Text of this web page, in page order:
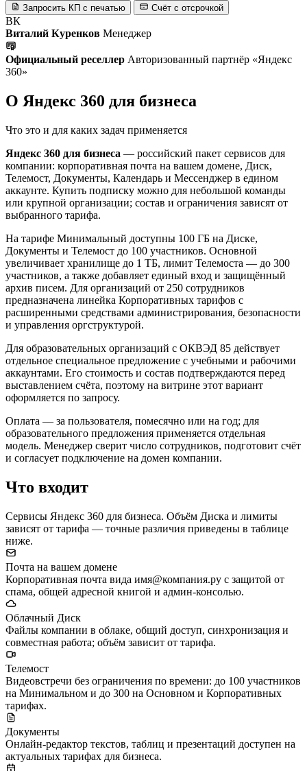
Запросить КП с печатью Счёт с отсрочкой
ВК
Виталий Куренков Менеджер
Официальный реселлер Авторизованный партнёр «Яндекс
360»
О Яндекс 360 для бизнеса
Что это и для каких задач применяется
Яндекс 360 для бизнеса — российский пакет сервисов для
компании: корпоративная почта на вашем домене, Диск,
Телемост, Документы, Календарь и Мессенджер в едином
аккаунте. Купить подписку можно для небольшой команды
или крупной организации; состав и ограничения зависят от
выбранного тарифа.
На тарифе Минимальный доступны 100 ГБ на Диске,
Документы и Телемост до 100 участников. Основной
увеличивает хранилище до 1 ТБ, лимит Телемоста — до 300
участников, а также добавляет единый вход и защищённый
архив писем. Для организаций от 250 сотрудников
предназначена линейка Корпоративных тарифов с
расширенными средствами администрирования, безопасности
и управления оргструктурой.
Для образовательных организаций с ОКВЭД 85 действует
отдельное специальное предложение с учебными и рабочими
аккаунтами. Его стоимость и состав подтверждаются перед
выставлением счёта, поэтому на витрине этот вариант
оформляется по запросу.
Оплата — за пользователя, помесячно или на год; для
образовательного предложения применяется отдельная
модель. Менеджер сверит число сотрудников, подготовит счёт
и согласует подключение на домен компании.
Что входит
Сервисы Яндекс 360 для бизнеса. Объём Диска и лимиты
зависят от тарифа — точные различия приведены в таблице
ниже.
Почта на вашем домене
Корпоративная почта вида имя@компания.ру с защитой от
спама, общей адресной книгой и админ-консолью.
Облачный Диск
Файлы компании в облаке, общий доступ, синхронизация и
совместная работа; объём зависит от тарифа.
Телемост
Видеовстречи без ограничения по времени: до 100 участников
на Минимальном и до 300 на Основном и Корпоративных
тарифах.
Документы
Онлайн-редактор текстов, таблиц и презентаций доступен на
актуальных тарифах для бизнеса.